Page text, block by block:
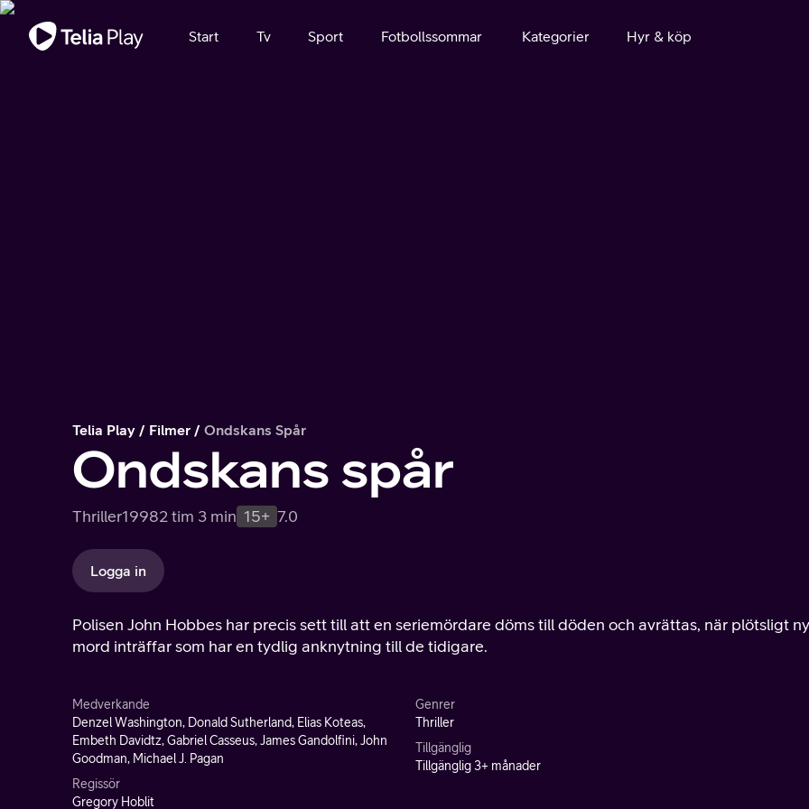
Viktigt meddelande
Start Tv Sport Fotbollssommar Kategorier Hyr & köp
Telia Play Filmer Ondskans Spår
Ondskans spår
Thriller19982 tim 3 min 15+ 7.0
Logga in
Polisen John Hobbes har precis sett till att en seriemördare döms till döden och avrättas, när plötsligt
mord inträffar som har en tydlig anknytning till de tidigare.
Medverkande
Denzel Washington, Donald Sutherland, Elias Koteas,
Embeth Davidtz, Gabriel Casseus, James Gandolfini, John
Goodman, Michael J. Pagan
Regissör
Gregory Hoblit
Genrer
Thriller
Tillgänglig
Tillgänglig 3+ månader